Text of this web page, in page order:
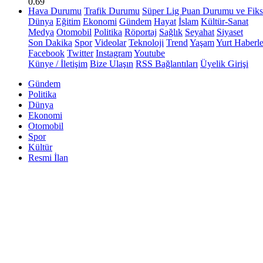
Hava Durumu Trafik Durumu Süper Lig Puan Durumu ve
Dünya Eğitim Ekonomi Gündem Hayat İslam Kültür-Sanat
Medya Otomobil Politika Röportaj Sağlık Seyahat Siyaset
Son Dakika Spor Videolar Teknoloji Trend YaşamYurt
Facebook Twitter InstagramYoutube
Künye / İletişim Bize Ulaşın RSS Bağlantıları Üyelik Girişi
Gündem
Politika
Dünya
Ekonomi
Otomobil
Spor
Kültür
Resmi İlan